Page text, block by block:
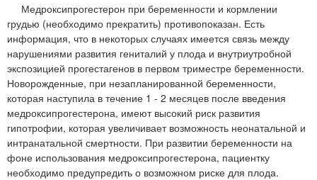
Медроксипрогестерон при беременности и кормлении
грудью (необходимо прекратить) противопоказан. Есть
информация, что в некоторых случаях имеется связь между
нарушениями развития гениталий у плода и внутриутробной
экспозицией прогестагенов в первом триместре беременности.
Новорожденные, при незапланированной беременности,
которая наступила в течение 1 - 2 месяцев после введения
медроксипрогестерона, имеют высокий риск развития
гипотрофии, которая увеличивает возможность неонатальной и
интранатальной смертности. При развитии беременности на
фоне использования медроксипрогестерона, пациентку
необходимо предупредить о возможном риске для плода.